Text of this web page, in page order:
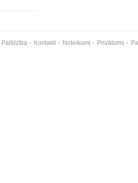
Palīdzība Kontakti Noteikumi Privātums